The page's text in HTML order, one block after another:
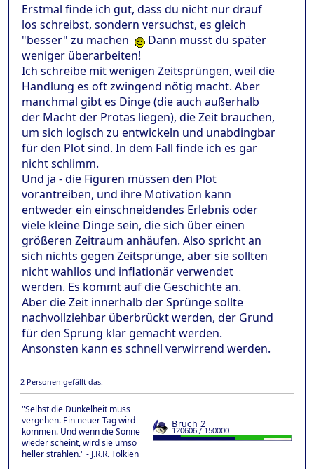
Erstmal finde ich gut, dass du nicht nur drauf
los schreibst, sondern versuchst, es gleich
"besser" zu machen
Dann musst du später
weniger überarbeiten!
Ich schreibe mit wenigen Zeitsprüngen, weil die
Handlung es oft zwingend nötig macht. Aber
manchmal gibt es Dinge (die auch außerhalb
der Macht der Protas liegen), die Zeit brauchen,
um sich logisch zu entwickeln und unabdingbar
für den Plot sind. In dem Fall finde ich es gar
nicht schlimm.
Und ja - die Figuren müssen den Plot
vorantreiben, und ihre Motivation kann
entweder ein einschneidendes Erlebnis oder
viele kleine Dinge sein, die sich über einen
größeren Zeitraum anhäufen. Also spricht an
sich nichts gegen Zeitsprünge, aber sie sollten
nicht wahllos und inflationär verwendet
werden. Es kommt auf die Geschichte an.
Aber die Zeit innerhalb der Sprünge sollte
nachvollziehbar überbrückt werden, der Grund
für den Sprung klar gemacht werden.
Ansonsten kann es schnell verwirrend werden.
2 Personen gefällt das.
"Selbst die Dunkelheit muss
vergehen. Ein neuer Tag wird
kommen. Und wenn die Sonne
wieder scheint, wird sie umso
heller strahlen." - J.R.R. Tolkien